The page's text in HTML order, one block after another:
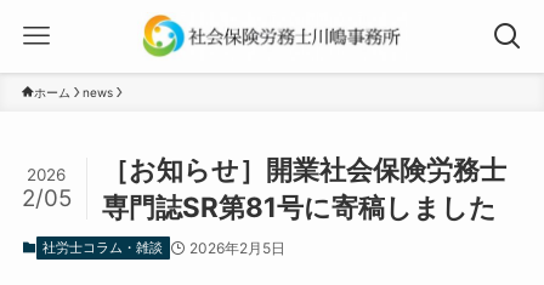
ホーム news
［お知らせ］開業社会保険労務士
専門誌SR第81号に寄稿しました
2026
2/05
社労士コラム・雑談 2026年2月5日